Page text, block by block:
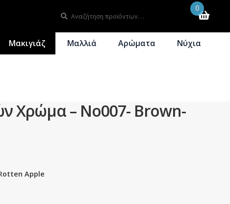
για:
0
Μακιγιάζ Μαλλιά Αρώματα Νύχια
Χρώμα – No007- Brown-
Apple